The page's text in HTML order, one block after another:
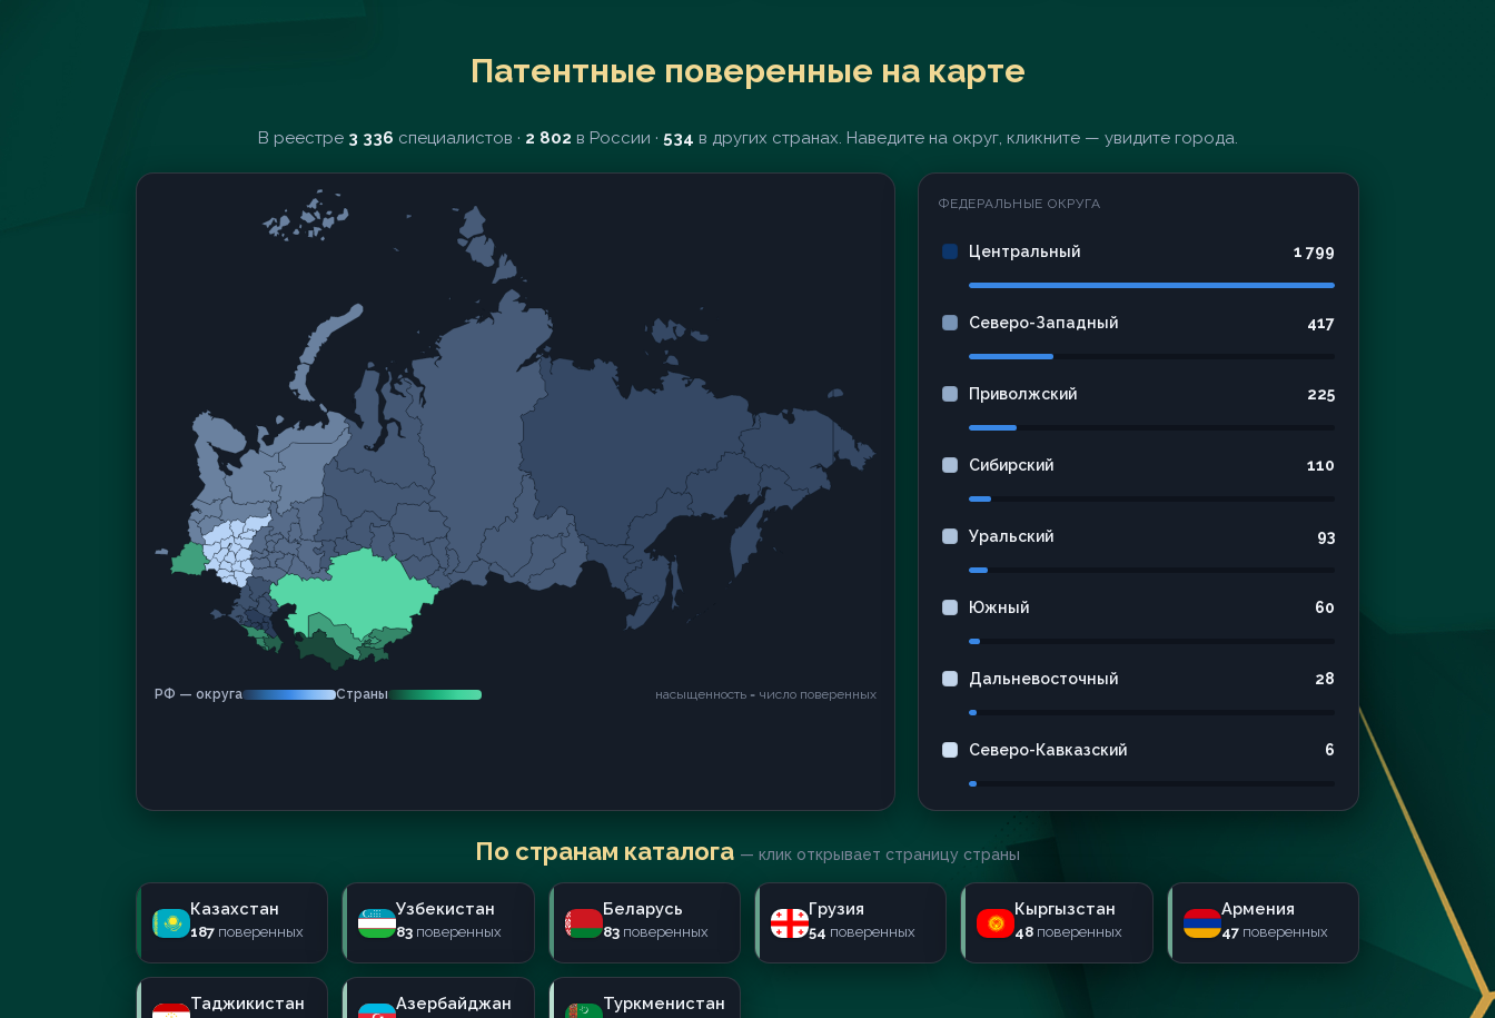
Патентные поверенные на карте
В реестре 3 336 специалистов · 2 802 в России · 534 в других странах. Наведите на округ, кликните — увидите города.
РФ — округа Страны насыщенность = число поверенных
ФЕДЕРАЛЬНЫЕ ОКРУГА
Центральный 1 799
Северо-Западный 417
Приволжский 225
Сибирский 110
Уральский 93
Южный 60
Дальневосточный 28
Северо-Кавказский 6
По странам каталога — клик открывает страницу страны
Казахстан
187 поверенных
Узбекистан
83 поверенных
Беларусь
83поверенных
Грузия
54 поверенных
Кыргызстан
48 поверенных
Армения
47поверенных
Таджикистан Азербайджан Туркменистан